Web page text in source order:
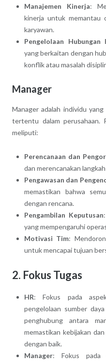
Manajemen Kinerja:
kinerja untuk memantau
karyawan.
Pengelolaan Hubungan
yang berkaitan dengan
konflik atau masalah
Manager
Manager adalah individu
tertentu dalam perusahaan.
meliputi:
Perencanaan dan
dan merencanakan
Pengawasan dan
memastikan bahwa
dengan rencana.
Pengambilan Keputusan
yang mempengaruhi
Motivasi Tim:
untuk mencapai tujuan
2. Fokus Tugas
HR: Fokus pada
pengelolaan sumber
penghubung antara
memastikan kebijakan
dengan baik.
Manager: Fokus pada